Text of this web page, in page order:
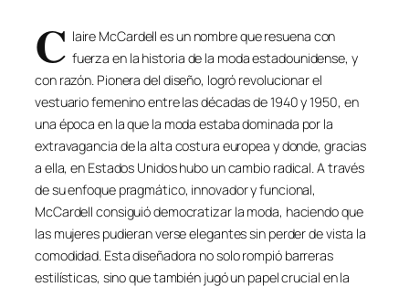
C laire McCardell es un nombre que resuena con
fuerza en la historia de la moda estadounidense, y
con razón. Pionera del diseño, logró revolucionar el
vestuario femenino entre las décadas de 1940 y 1950, en
una época en la que la moda estaba dominada por la
extravagancia de la alta costura europea y donde, gracias
a ella, en Estados Unidos hubo un cambio radical. A través
de su enfoque pragmático, innovador y funcional,
McCardell consiguió democratizar la moda, haciendo que
las mujeres pudieran verse elegantes sin perder de vista la
comodidad. Esta diseñadora no solo rompió barreras
estilísticas, sino que también jugó un papel crucial en la